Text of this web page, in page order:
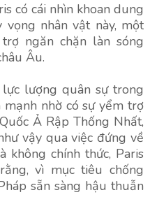
có cái nhìn khoan dung
nhân vật này, một
ngăn chặn làn sóng
Âu.
lượng quân sự trong
nhờ có sự yểm trợ
Ả Rập Thống Nhất,
vậy qua việc đứng về
không chính thức, Paris
vì mục tiêu chống
sẵn sàng hậu thuẫn